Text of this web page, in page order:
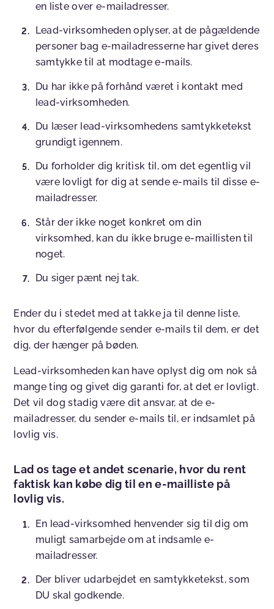
en liste over e-mailadresser.
Lead-virksomheden oplyser, at de pågældende
personer bag e-mailadresserne har givet deres
samtykke til at modtage e-mails.
Du har ikke på forhånd været i kontakt med
lead-virksomheden.
Du læser lead-virksomhedens samtykketekst
grundigt igennem.
Du forholder dig kritisk til, om det egentlig vil
være lovligt for dig at sende e-mails til disse e-
mailadresser.
Står der ikke noget konkret om din
virksomhed, kan du ikke bruge e-maillisten til
noget.
Du siger pænt nej tak.
Ender du i stedet med at takke ja til denne liste,
hvor du efterfølgende sender e-mails til dem, er det
dig, der hænger på bøden.
Lead-virksomheden kan have oplyst dig om nok så
mange ting og givet dig garanti for, at det er lovligt.
Det vil dog stadig være dit ansvar, at de e-
mailadresser, du sender e-mails til, er indsamlet på
lovlig vis.
Lad os tage et andet scenarie, hvor du rent
faktisk kan købe dig til en e-mailliste på
lovlig vis.
En lead-virksomhed henvender sig til dig om
muligt samarbejde om at indsamle e-
mailadresser.
Der bliver udarbejdet en samtykketekst, som
DU skal godkende.